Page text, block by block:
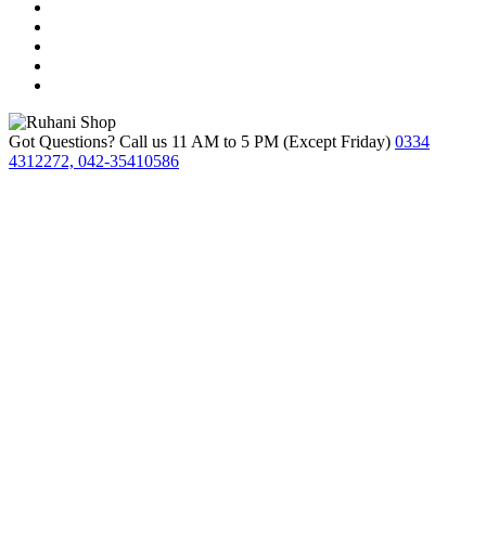
Got Questions? Call us 11 AM to 5 PM (Except Friday) 0334
4312272, 042-35410586